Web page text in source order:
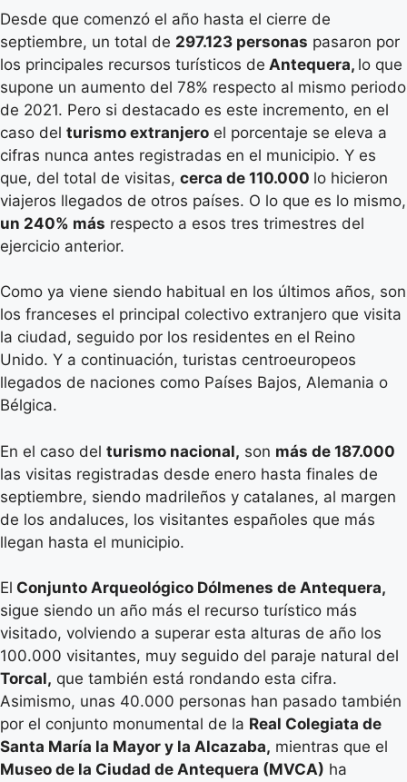
Desde que comenzó el año hasta el cierre de
septiembre, un total de 297.123 personas pasaron por
los principales recursos turísticos de Antequera, lo que
supone un aumento del 78% respecto al mismo periodo
de 2021. Pero si destacado es este incremento, en el
caso del turismo extranjero el porcentaje se eleva a
cifras nunca antes registradas en el municipio. Y es
que, del total de visitas, cerca de 110.000 lo hicieron
viajeros llegados de otros países. O lo que es lo mismo,
un 240% más respecto a esos tres trimestres del
ejercicio anterior.
Como ya viene siendo habitual en los últimos años, son
los franceses el principal colectivo extranjero que visita
la ciudad, seguido por los residentes en el Reino
Unido. Y a continuación, turistas centroeuropeos
llegados de naciones como Países Bajos, Alemania o
Bélgica.
En el caso del turismo nacional, son más de 187.000
las visitas registradas desde enero hasta finales de
septiembre, siendo madrileños y catalanes, al margen
de los andaluces, los visitantes españoles que más
llegan hasta el municipio.
El Conjunto Arqueológico Dólmenes de Antequera,
sigue siendo un año más el recurso turístico más
visitado, volviendo a superar esta alturas de año los
100.000 visitantes, muy seguido del paraje natural del
Torcal, que también está rondando esta cifra.
Asimismo, unas 40.000 personas han pasado también
por el conjunto monumental de la Real Colegiata de
Santa María la Mayor y la Alcazaba, mientras que el
Museo de la Ciudad de Antequera (MVCA) ha